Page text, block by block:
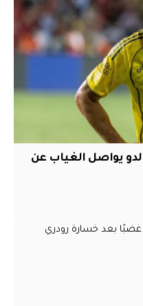
رونالدو يواصل الغياب عن